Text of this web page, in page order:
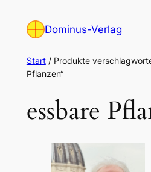
Inhalt
Dominus-Verlag
Start/ Produkte
Pflanzen“
essbare